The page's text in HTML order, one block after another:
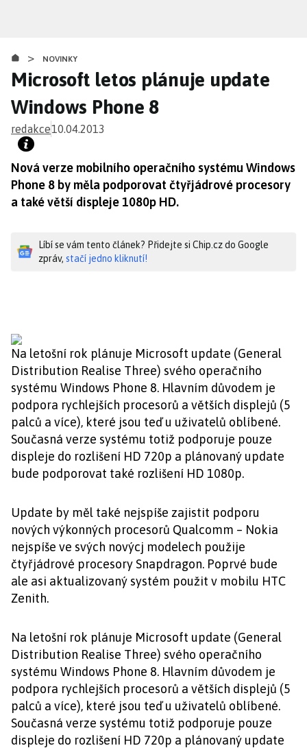
obsahu
> NOVINKY
Microsoft letos plánuje update
Windows Phone 8
redakce10.04.2013
Nová verze mobilního operačního systému Windows
Phone 8 by měla podporovat čtyřjádrové procesory
a také větší displeje 1080p HD.
Líbí se vám tento článek? Přidejte si Chip.cz do Google
zpráv, stačí jedno kliknutí!
Na letošní rok plánuje Microsoft update (General
Distribution Realise Three) svého operačního
systému Windows Phone 8. Hlavním důvodem je
podpora rychlejších procesorů a větších displejů (5
palců a více), které jsou teď u uživatelů oblíbené.
Současná verze systému totiž podporuje pouze
displeje do rozlišení HD 720p a plánovaný update
bude podporovat také rozlišení HD 1080p.
Update by měl také nejspíše zajistit podporu
nových výkonných procesorů Qualcomm – Nokia
nejspíše ve svých novýcj modelech použije
čtyřjádrové procesory Snapdragon. Poprvé bude
ale asi aktualizovaný systém použit v mobilu HTC
Zenith.
Na letošní rok plánuje Microsoft update (General
Distribution Realise Three) svého operačního
systému Windows Phone 8. Hlavním důvodem je
podpora rychlejších procesorů a větších displejů (5
palců a více), které jsou teď u uživatelů oblíbené.
Současná verze systému totiž podporuje pouze
displeje do rozlišení HD 720p a plánovaný update